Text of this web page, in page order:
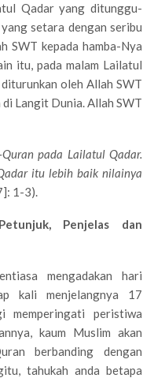
Qadar yang ditunggu-
setara dengan seribu
SWT kepada hamba-Nya
itu, pada malam Lailatul
oleh Allah SWT
Langit Dunia. Allah SWT
Quran pada Lailatul Qadar.
itu lebih baik nilainya
1-3).
Penjelas dan
mengadakan hari
kali menjelangnya 17
memperingati peristiwa
kaum Muslim akan
berbanding dengan
tahukah anda betapa